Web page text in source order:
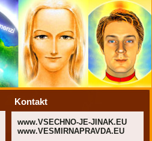
Kontakt
www.VSECHNO-JE-JINAK.EU
www.VESMIRNAPRAVDA.EU